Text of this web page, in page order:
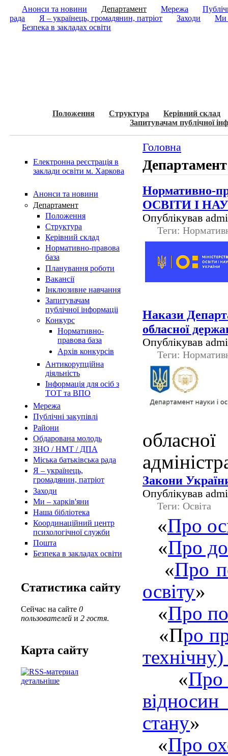
Анонси та новини Департамент Мережа
рада
Я – українець, громадянин, патріот Заходи
Ми
Безпека в закладах освіти
Положення Структура
Керівний склад
Запитувачам публічної
Електронна реєстрація в
заклади освіти м. Харкова
Анонси та новини
Департамент
Положення
Структура
Керівний склад
Нормативно-правова
база
Планування роботи
Вакансії
Інклюзивне навчання
Запитувачам
публічної інформаціі
Конкурс
Нормативно-
правова база
Архів конкурсів
Антикорупційна
діяльність
Інформація для осіб з
ТОТ та ВПО
Мережа
Публічні закупівлі
Райони
Обдарована молодь
ЗНО / НМТ / ДПА
Міська батьківська рада
Я – українець,
громадянин, патріот
Заходи
Ми – харків'яни
Наша бібліотека
Координаційний центр
психологічної служби
Пошта
Безпека в закладах освіти
Статистика сайту
Сейчас на сайте 0
пользователей и 2 гостя.
Карта сайту
детальніше
Головна
Департамент
Нормативно-
ОСВІТИ І
Опублікував
Теги:
Накази
обласної
Опублікував
Теги:
Закони
Опублікував
Теги: Освiта
«Про
«Про
«Про
освіту»
«Про
«Про
технічну)
«Про
стану»
«Про